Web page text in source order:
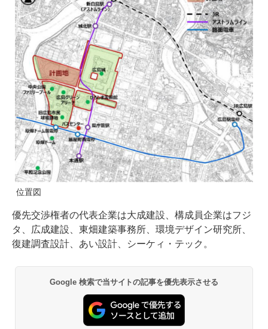
位置図
優先交渉権者の代表企業は大成建設、構成員企業はフジ
タ、広成建設、東畑建築事務所、環境デザイン研究所、
復建調査設計、あい設計、シーケィ・テック。
Google 検索で当サイトの記事を優先表示させる